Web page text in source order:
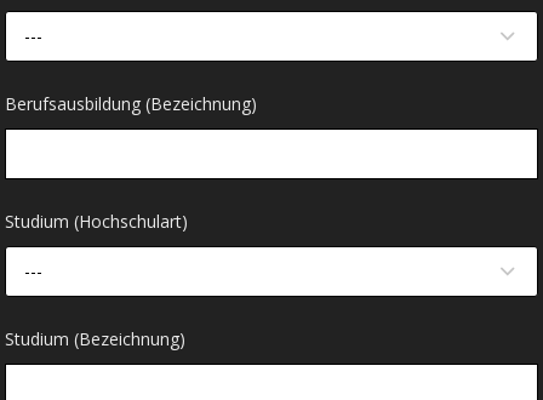
---
Berufsausbildung (Bezeichnung)
Studium (Hochschulart)
---
Studium (Bezeichnung)